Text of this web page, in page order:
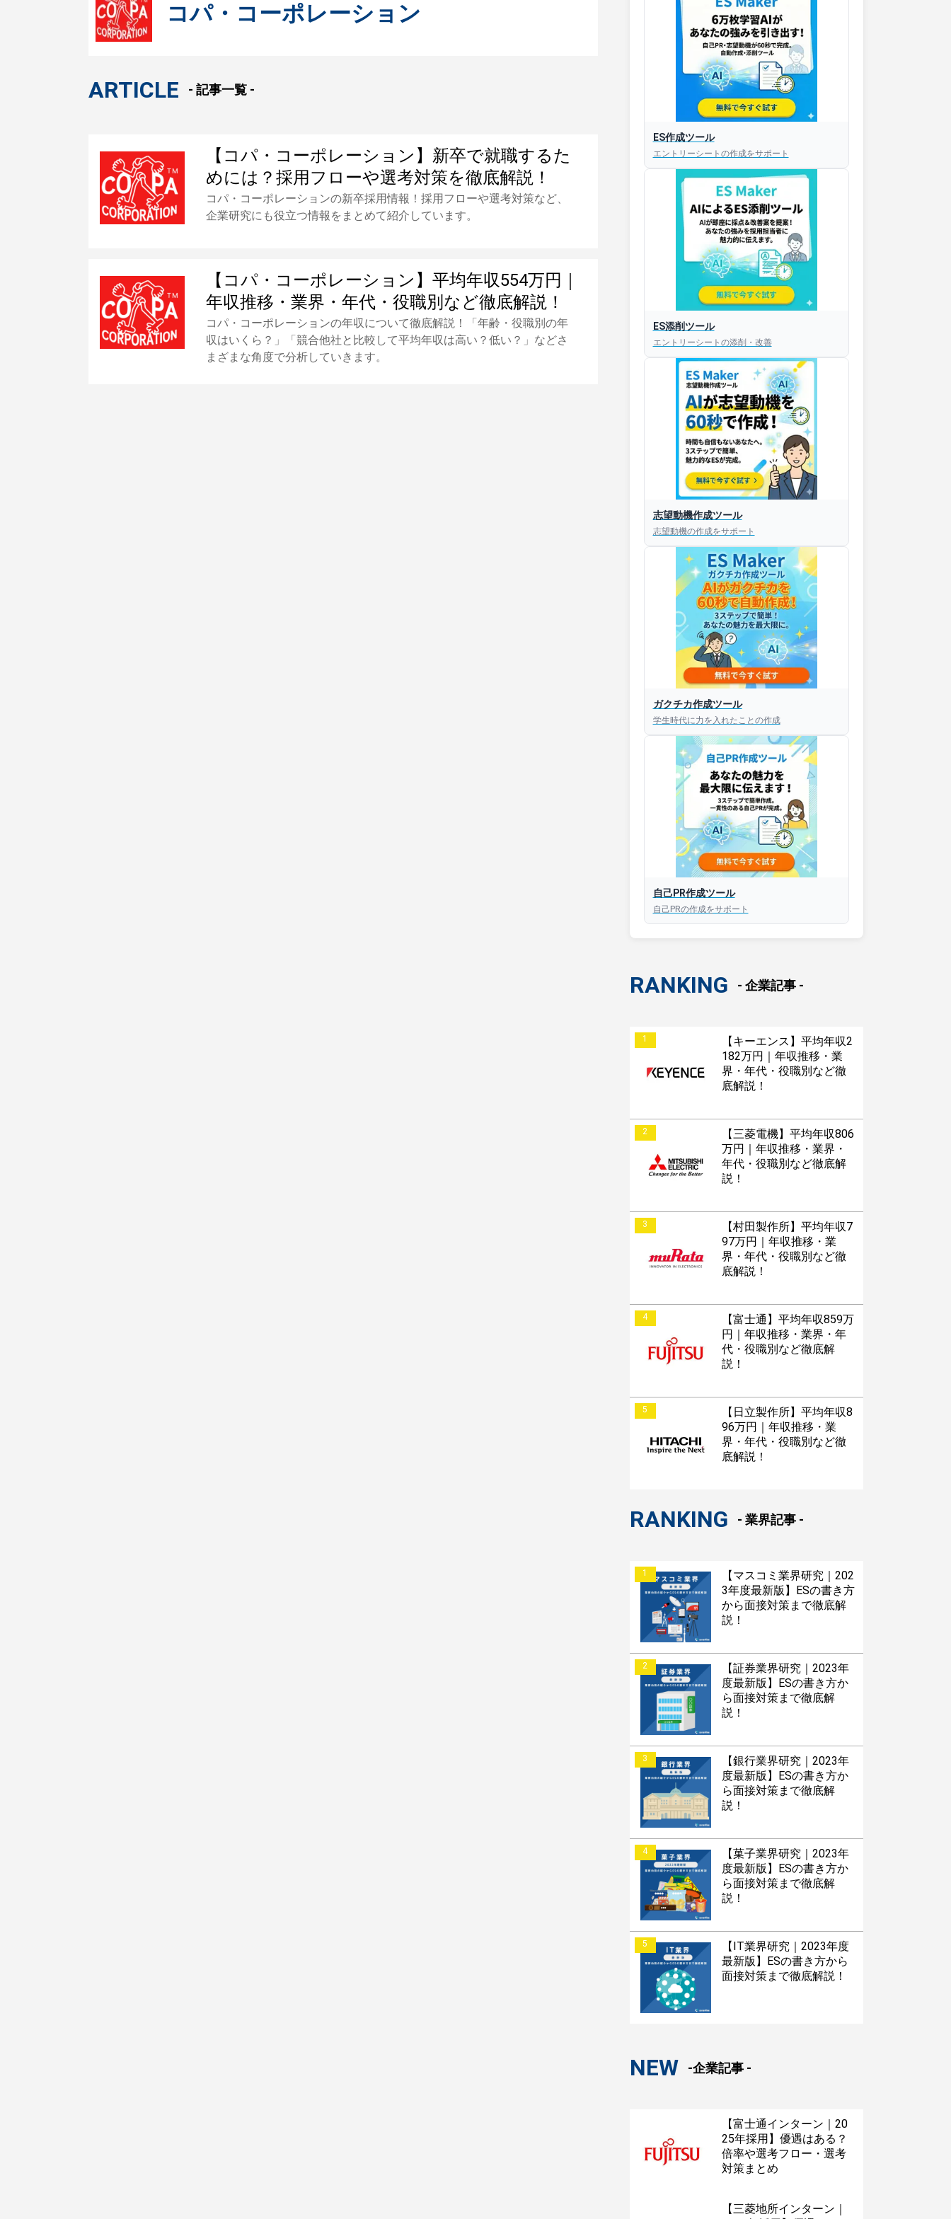
コパ・コーポレーション
ARTICLE - 記事一覧 -
【コパ・コーポレーション】新卒で就職するた
めには？採用フローや選考対策を徹底解説！
コパ・コーポレーションの新卒採用情報！採用フローや選考対策など、
企業研究にも役立つ情報をまとめて紹介しています。
【コパ・コーポレーション】平均年収554万円｜
年収推移・業界・年代・役職別など徹底解説！
コパ・コーポレーションの年収について徹底解説！「年齢・役職別の年
収はいくら？」「競合他社と比較して平均年収は高い？低い？」などさ
まざまな角度で分析していきます。
ES作成ツール
エントリーシートの作成をサポート
ES添削ツール
エントリーシートの添削・改善
志望動機作成ツール
志望動機の作成をサポート
ガクチカ作成ツール
学生時代に力を入れたことの作成
自己PR作成ツール
自己PRの作成をサポート
RANKING - 企業記事 -
1
【キーエンス】平均年収2
182万円｜年収推移・業
界・年代・役職別など徹
底解説！
2
【三菱電機】平均年収806
万円｜年収推移・業界・
年代・役職別など徹底解
説！
3
【村田製作所】平均年収7
97万円｜年収推移・業
界・年代・役職別など徹
底解説！
4
【富士通】平均年収859万
円｜年収推移・業界・年
代・役職別など徹底解
説！
5
【日立製作所】平均年収8
96万円｜年収推移・業
界・年代・役職別など徹
底解説！
RANKING - 業界記事 -
1
【マスコミ業界研究｜202
3年度最新版】ESの書き方
から面接対策まで徹底解
説！
2
【証券業界研究｜2023年
度最新版】ESの書き方か
ら面接対策まで徹底解
説！
3
【銀行業界研究｜2023年
度最新版】ESの書き方か
ら面接対策まで徹底解
説！
4
【菓子業界研究｜2023年
度最新版】ESの書き方か
ら面接対策まで徹底解
説！
5
【IT業界研究｜2023年度
最新版】ESの書き方から
面接対策まで徹底解説！
NEW -企業記事 -
【富士通インターン｜20
25年採用】優遇はある？
倍率や選考フロー・選考
対策まとめ
【三菱地所インターン｜